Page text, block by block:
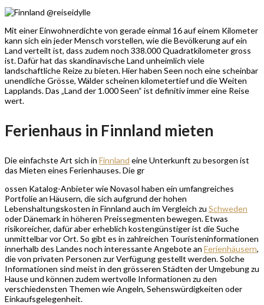
Mit einer Einwohnerdichte von gerade einmal 16 auf einem Kilometer
kann sich ein jeder Mensch vorstellen, wie die Bevölkerung auf ein
Land verteilt ist, dass zudem noch 338.000 Quadratkilometer gross
ist. Dafür hat das skandinavische Land unheimlich viele
landschaftliche Reize zu bieten. Hier haben Seen noch eine scheinbar
unendliche Grösse, Wälder scheinen kilometertief und die Weiten
Lapplands. Das „Land der 1.000 Seen“ ist definitiv immer eine Reise
wert.
Ferienhaus in Finnland mieten
Die einfachste Art sich in Finnland eine Unterkunft zu besorgen ist
das Mieten eines Ferienhauses. Die gr
ossen Katalog-Anbieter wie Novasol haben ein umfangreiches
Portfolie an Häusern, die sich aufgrund der hohen
Lebenshaltungskosten in Finnland auch im Vergleich zu Schweden
oder Dänemark in höheren Preissegmenten bewegen. Etwas
risikoreicher, dafür aber erheblich kostengünstiger ist die Suche
unmittelbar vor Ort. So gibt es in zahlreichen Touristeninformationen
innerhalb des Landes noch interessante Angebote an Ferienhäusern,
die von privaten Personen zur Verfügung gestellt werden. Solche
Informationen sind meist in den grösseren Städten der Umgebung zu
Hause und können zudem wertvolle Informationen zu den
verschiedensten Themen wie Angeln, Sehenswürdigkeiten oder
Einkaufsgelegenheit.